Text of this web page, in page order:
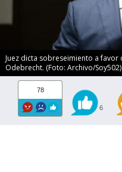
Juez dicta sobreseimiento a favor
Odebrecht. (Foto: Archivo/Soy502)
78
6